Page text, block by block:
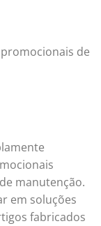
de
manutenção.
em soluções
fabricados